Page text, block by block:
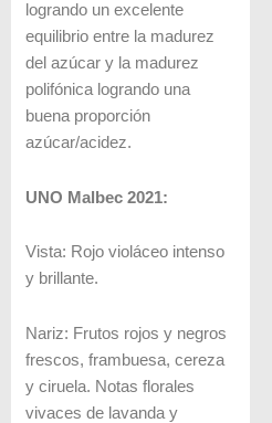
logrando un excelente
equilibrio entre la madurez
del azúcar y la madurez
polifónica logrando una
buena proporción
azúcar/acidez.
UNO Malbec 2021:
Vista: Rojo violáceo intenso
y brillante.
Nariz: Frutos rojos y negros
frescos, frambuesa, cereza
y ciruela. Notas florales
vivaces de lavanda y